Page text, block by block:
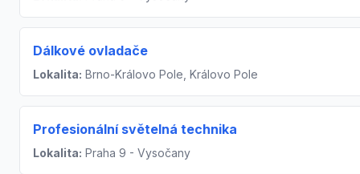
Dálkové ovladače
Lokalita: Brno-Královo Pole, Královo Pole
Profesionální světelná technika
Lokalita: Praha 9 - Vysočany